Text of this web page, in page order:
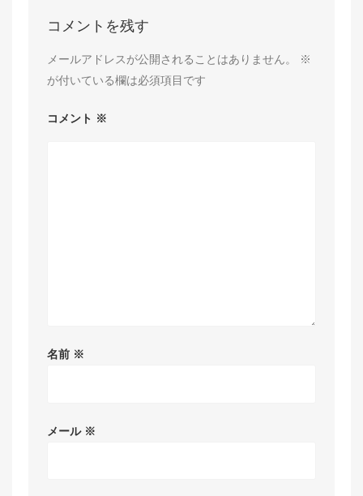
コメントを残す
メールアドレスが公開されることはありません。
※
が付いている欄は必須項目です
コメント ※
名前 ※
メール ※